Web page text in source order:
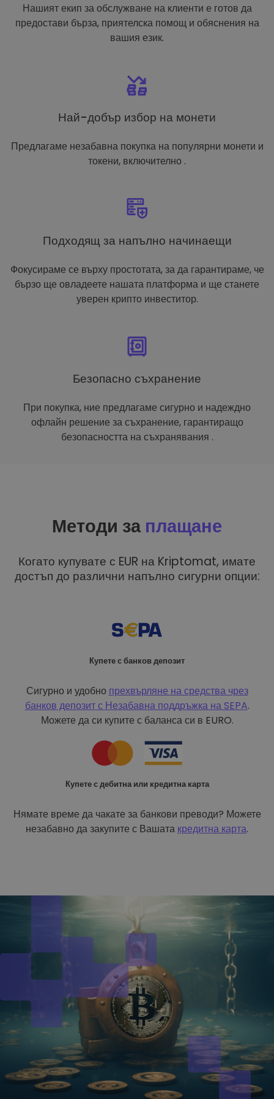
Нашият екип за обслужване на клиенти е готов да
предостави бърза, приятелска помощ и обяснения на
вашия език.
Най-добър избор на монети
Предлагаме незабавна покупка на популярни монети и
токени, включително .
Подходящ за напълно начинаещи
Фокусираме се върху простотата, за да гарантираме, че
бързо ще овладеете нашата платформа и ще станете
уверен крипто инвеститор.
Безопасно съхранение
При покупка, ние предлагаме сигурно и надеждно
офлайн решение за съхранение, гарантиращо
безопасността на съхранявания .
Методи за плащане
Когато купувате с EUR на Kriptomat, имате
достъп до различни напълно сигурни опции:
Купете с банков депозит
Сигурно и удобно прехвърляне на средства чрез
банков депозит с Незабавна поддръжка на SEPA.
Можете да си купите с баланса си в EURO.
Купете с дебитна или кредитна карта
Нямате време да чакате за банкови преводи? Можете
незабавно да закупите с Вашата кредитна карта.